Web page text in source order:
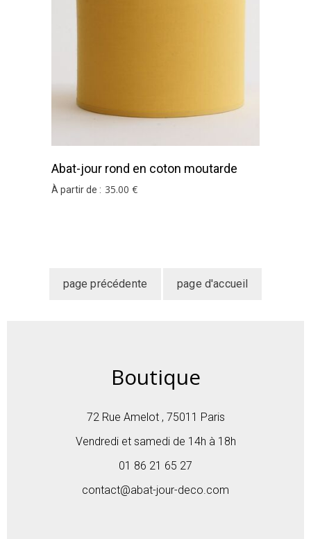
Abat-jour rond en coton moutarde
À partir de : 35.00 €
Boutique
72 Rue Amelot , 75011 Paris
Vendredi et samedi de 14h à 18h
01 86 21 65 27
contact@abat-jour-deco.com